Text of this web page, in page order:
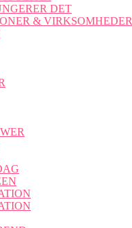
DET
& VIRKSOMHEDER